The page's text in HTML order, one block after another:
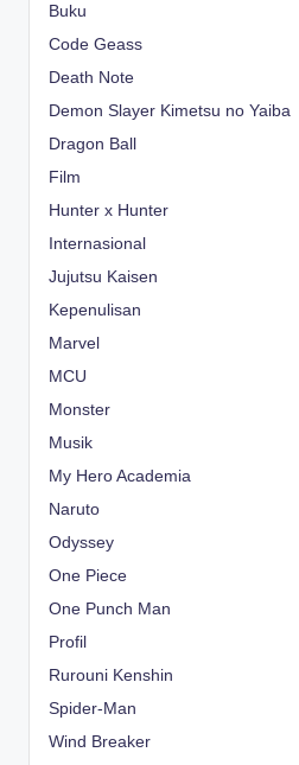
Buku
Code Geass
Death Note
Demon Slayer Kimetsu no Yaiba
Dragon Ball
Film
Hunter x Hunter
Internasional
Jujutsu Kaisen
Kepenulisan
Marvel
MCU
Monster
Musik
My Hero Academia
Naruto
Odyssey
One Piece
One Punch Man
Profil
Rurouni Kenshin
Spider-Man
Wind Breaker